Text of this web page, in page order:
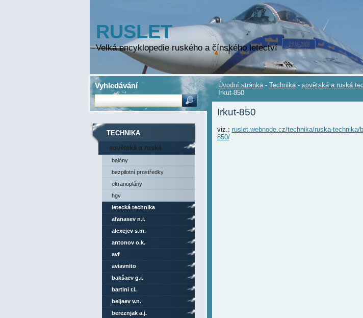
RUSLET
Velká encyklopedie ruského a čínského letectví
Úvodní stránka - Technika - sovětská a ruská
Irkut-850
Irkut-850
viz.: ruslet.webnode.cz/technika/ruska-
850/
TECHNIKA
sovětská a ruská
technika
balóny
bezpilotní prostředky
ekranoplány
hgv
letecká technika
afanasev n.i.
alexejev s.m.
antonov o.k.
avf
aviavnito
bakšaev g.i.
bartini r.l.
beljaev v.n.
bereznjak a.j.
Vyhledávání